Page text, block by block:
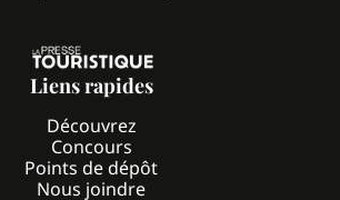
Liens rapides
Découvrez
Concours
Points de dépôt
Nous joindre